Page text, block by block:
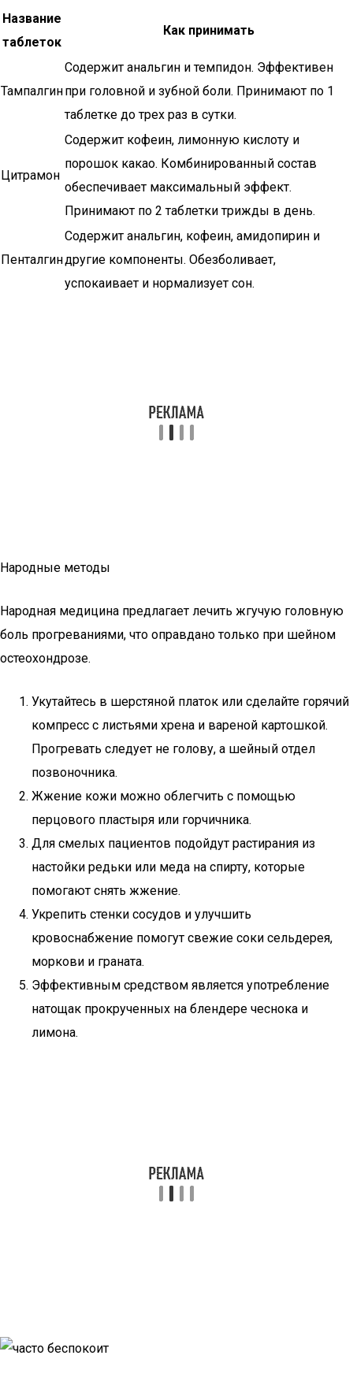
Название
таблеток
Как принимать
Тампалгин
Содержит анальгин и темпидон. Эффективен
при головной и зубной боли. Принимают по 1
таблетке до трех раз в сутки.
Цитрамон
Содержит кофеин, лимонную кислоту и
порошок какао. Комбинированный состав
обеспечивает максимальный эффект.
Принимают по 2 таблетки трижды в день.
Пенталгин
Содержит анальгин, кофеин, амидопирин и
другие компоненты. Обезболивает,
успокаивает и нормализует сон.
Народные методы
Народная медицина предлагает лечить жгучую головную
боль прогреваниями, что оправдано только при шейном
остеохондрозе.
Укутайтесь в шерстяной платок или сделайте горячий
компресс с листьями хрена и вареной картошкой.
Прогревать следует не голову, а шейный отдел
позвоночника.
Жжение кожи можно облегчить с помощью
перцового пластыря или горчичника.
Для смелых пациентов подойдут растирания из
настойки редьки или меда на спирту, которые
помогают снять жжение.
Укрепить стенки сосудов и улучшить
кровоснабжение помогут свежие соки сельдерея,
моркови и граната.
Эффективным средством является употребление
натощак прокрученных на блендере чеснока и
лимона.